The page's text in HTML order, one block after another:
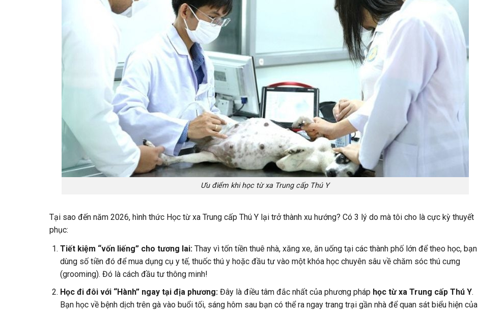
Ưu điểm khi học từ xa Trung cấp Thú Y
Tại sao đến năm 2026, hình thức Học từ xa Trung cấp Thú Y lại trở thành xu hướng? Có 3 lý do mà tôi cho là cực kỳ thuyết
phục:
Tiết kiệm “vốn liếng” cho tương lai:Thay vì tốn tiền thuê nhà, xăng xe, ăn uống tại các thành phố lớn để theo học, bạn
dùng số tiền đó để mua dụng cụ y tế, thuốc thú y hoặc đầu tư vào một khóa học chuyên sâu về chăm sóc thú cưng
(grooming). Đó là cách đầu tư thông minh!
Học đi đôi với “Hành” ngay tại địa phương:Đây là điều tâm đắc nhất của phương pháp học từ xa Trung cấp Thú Y.
Bạn học về bệnh dịch trên gà vào buổi tối, sáng hôm sau bạn có thể ra ngay trang trại gần nhà để quan sát biểu hiện của